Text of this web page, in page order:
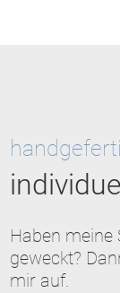
individuell
Haben
geweckt?
mir auf.